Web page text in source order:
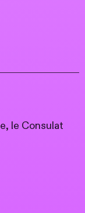
le Consulat